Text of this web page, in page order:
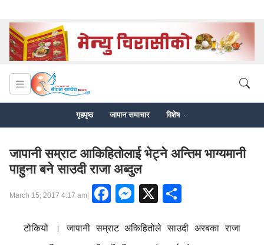
गृहपृष्ठ जापान समाचार विशेष
जापानी सम्राट आकिहितोलाई भेट्ने अन्तिम भाग्यमानी
पाहुना बने साउदी राजा अब्दुल
March 15, 2017 4:17 am| Facebook
Messenger
X
टोकियो । जापानी सम्राट अकिहितोले साउदी अरबका राजा